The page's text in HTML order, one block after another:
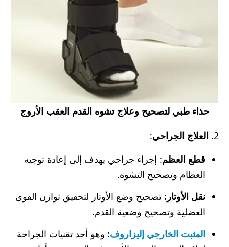
حذاء طبي لتصحيح وعلاج تشوه القدم العقب الأروج
2. العلاج الجراحي:
قطع العظم: إجراء جراحي يهدف إلى إعادة توجيه
العظام وتصحيح التشوه.
نقل الأوتار : تصحيح وضع الأوتار لتحقيق توازن القوى
العضلية وتصحيح وضعية القدم.
المثبت الخارجي إليزاروف: وهو أحد تقنيات الجراحة